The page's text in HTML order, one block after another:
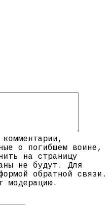
о погибшем воине,
на страницу
не будут. Для
обратной связи.
модерацию.